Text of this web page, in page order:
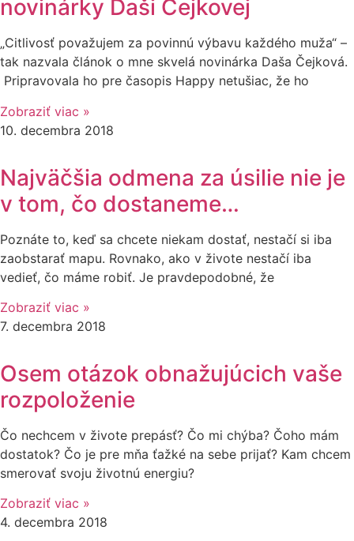
novinárky Daši Čejkovej
„Citlivosť považujem za povinnú výbavu každého muža“ –
tak nazvala článok o mne skvelá novinárka Daša Čejková.
Pripravovala ho pre časopis Happy netušiac, že ho
Zobraziť viac »
10. decembra 2018
Najväčšia odmena za úsilie nie je
v tom, čo dostaneme…
Poznáte to, keď sa chcete niekam dostať, nestačí si iba
zaobstarať mapu. Rovnako, ako v živote nestačí iba
vedieť, čo máme robiť. Je pravdepodobné, že
Zobraziť viac »
7. decembra 2018
Osem otázok obnažujúcich vaše
rozpoloženie
Čo nechcem v živote prepásť? Čo mi chýba? Čoho mám
dostatok? Čo je pre mňa ťažké na sebe prijať? Kam chcem
smerovať svoju životnú energiu?
Zobraziť viac »
4. decembra 2018